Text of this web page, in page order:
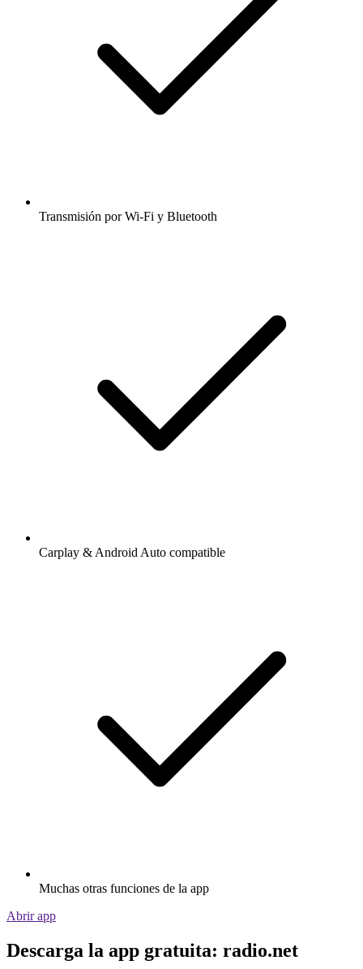
Transmisión por Wi-Fi y Bluetooth
Carplay & Android Auto compatible
Muchas otras funciones de la app
Abrir app
Descarga la app gratuita: radio.net